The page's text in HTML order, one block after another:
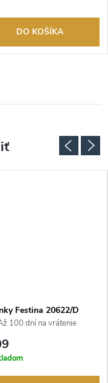
DO KOŠÍKA
Festina 20622/D
100 dní na vrátenie
Autorizovaný predajca.